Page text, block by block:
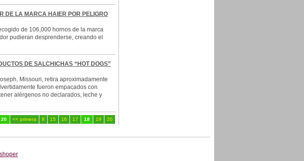
DE LA MARCA HAIER POR PELIGRO
de 106,000 hornos de la marca
pudieran desprenderse, creando el
DE SALCHICHAS “HOT DOGS”
Missouri, retira aproximadamente
fueron empacados con
alérgenos no declarados, leche y
20 << primera 8 15 16 17 18 19 20